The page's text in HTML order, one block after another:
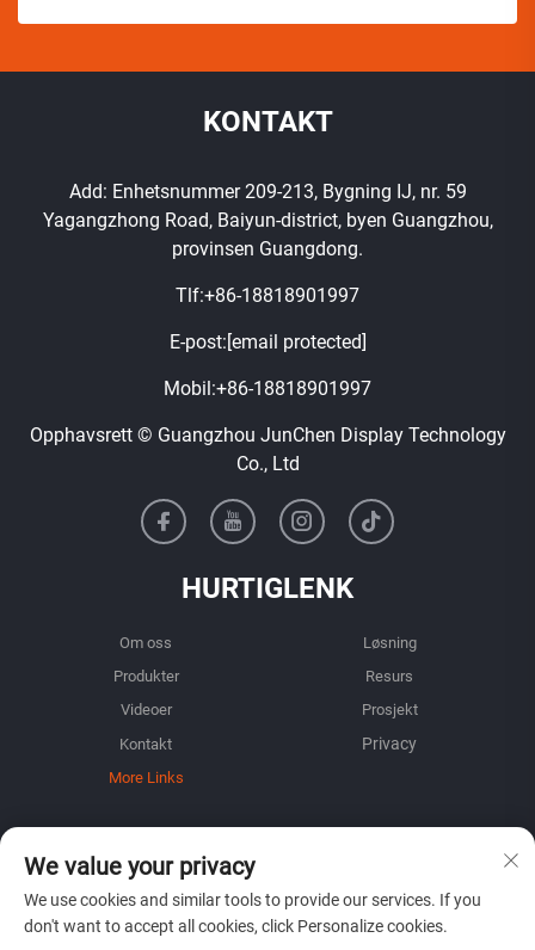
KONTAKT
Add: Enhetsnummer 209-213, Bygning IJ, nr. 59
Yagangzhong Road, Baiyun-district, byen Guangzhou,
provinsen Guangdong.
Tlf:+86-18818901997
E-post: [email protected]
Mobil:+86-18818901997
Opphavsrett © Guangzhou JunChen Display Technology
Co., Ltd
HURTIGLENK
Om oss
Løsning
Produkter
Resurs
Videoer
Prosjekt
Kontakt
More Links
Registrer deg for å motta vårt ukentlige nyhetsbrev
We value your privacy
We use cookies and similar tools to provide our services. If you
don't want to accept all cookies, click Personalize cookies.